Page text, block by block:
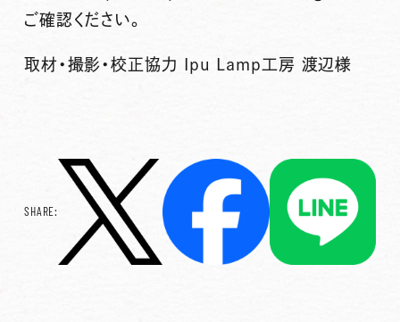
ご確認ください。
取材・撮影・校正協力 Ipu Lamp工房 渡辺様
SHARE: